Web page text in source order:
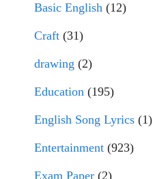
Basic English (12)
Craft (31)
drawing (2)
Education (195)
English Song Lyrics (1)
Entertainment (923)
Exam Paper (2)